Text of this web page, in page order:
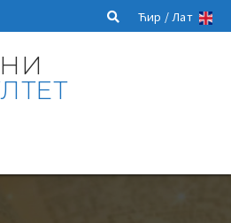
Ћир /Лат